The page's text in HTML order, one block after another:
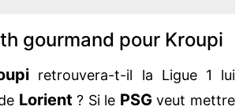
gourmand pour Kroupi
retrouvera-t-il la Ligue 1 lui
Lorient? Si le PSGveut mettre